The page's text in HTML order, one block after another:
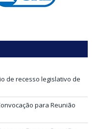
de recesso legislativo de
para Reunião